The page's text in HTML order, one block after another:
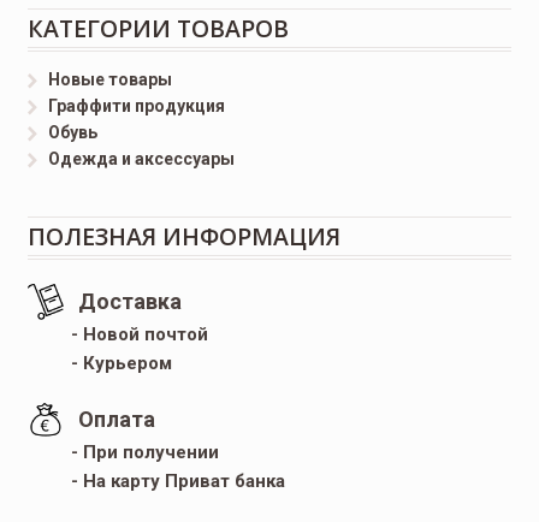
КАТЕГОРИИ ТОВАРОВ
Новые товары
Граффити продукция
Обувь
Одежда и аксессуары
ПОЛЕЗНАЯ ИНФОРМАЦИЯ
Доставка
- Новой почтой
- Курьером
Оплата
- При получении
- На карту Приват банка